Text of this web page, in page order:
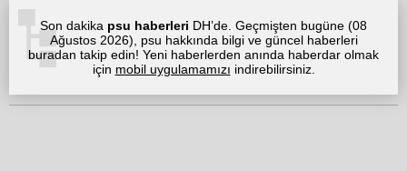
Son dakika psu haberleri DH’de. Geçmişten bugüne (08
Ağustos 2026), psu hakkında bilgi ve güncel haberleri
buradan takip edin! Yeni haberlerden anında haberdar olmak
için mobil uygulamamızı indirebilirsiniz.